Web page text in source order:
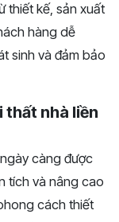
thiết kế, sản xuất
hàng dễ
sinh và đảm bảo
thất nhà liền
càng được
tích và nâng cao
cách thiết